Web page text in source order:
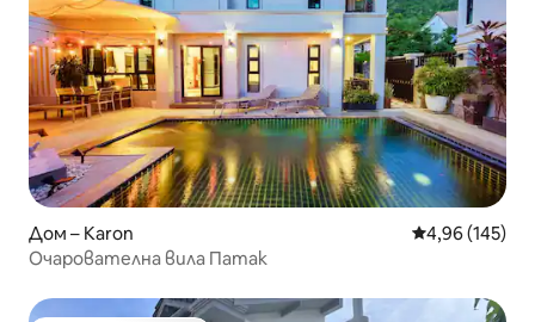
Дом – Karon Средна
4,96 (145)
Очарователна вила Патак